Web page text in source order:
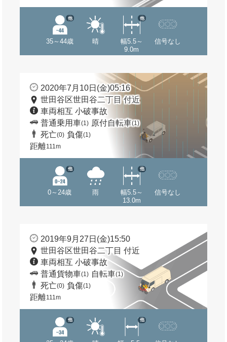
35～44歳
他
晴
幅5.5～
9.0m
他
信号なし
2020年7月10日(金)05:16
世田谷区世田谷二丁目 付近
車両相互 小破事故
普通乗用車(1) 原付自転車(1)
死亡(0) 負傷(1)
距離111m
0～24歳
他
雨
幅5.5～
13.0m
他
信号なし
2019年9月27日(金)15:50
世田谷区世田谷二丁目 付近
車両相互 小破事故
普通貨物車(1) 自転車(1)
死亡(0) 負傷(1)
距離111m
他 他